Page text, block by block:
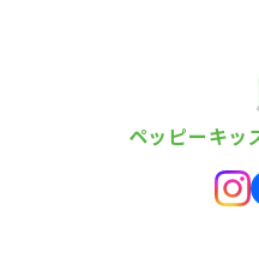
ペッピーキッ